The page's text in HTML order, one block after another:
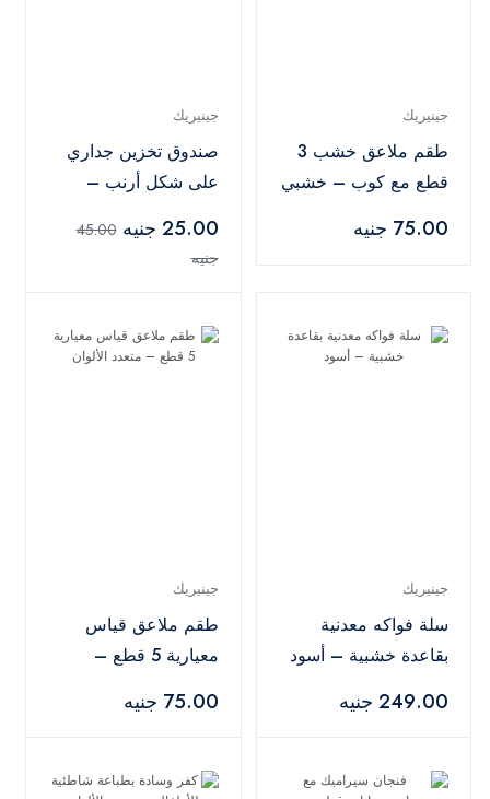
جينيريك
طقم ملاعق خشب 3
قطع مع كوب – خشبي
75.00 جنيه
جينيريك
صندوق تخزين جداري
على شكل أرنب –
25.00 جنيه
45.00
جنيه
جينيريك
سلة فواكه معدنية
بقاعدة خشبية – أسود
249.00 جنيه
جينيريك
طقم ملاعق قياس
معيارية 5 قطع –
75.00 جنيه